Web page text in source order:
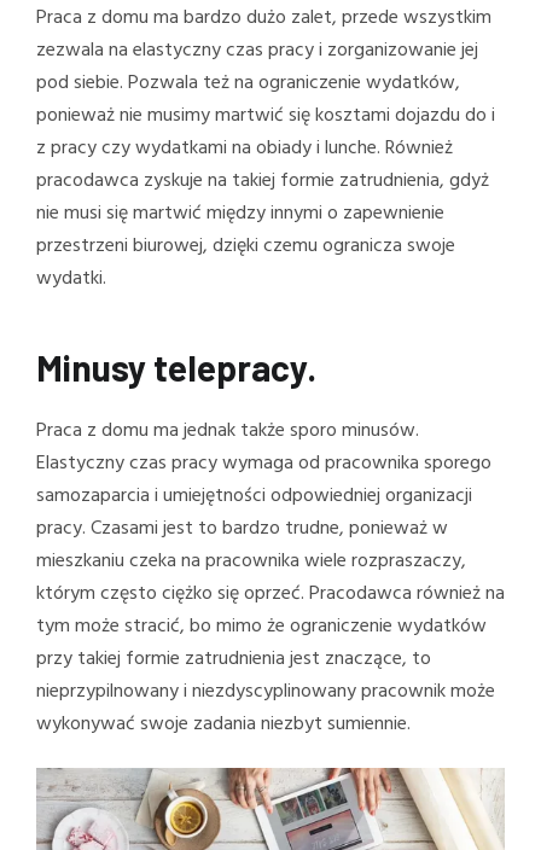
Praca z domu ma bardzo dużo zalet, przede wszystkim
zezwala na elastyczny czas pracy i zorganizowanie jej
pod siebie. Pozwala też na ograniczenie wydatków,
ponieważ nie musimy martwić się kosztami dojazdu do i
z pracy czy wydatkami na obiady i lunche. Również
pracodawca zyskuje na takiej formie zatrudnienia, gdyż
nie musi się martwić między innymi o zapewnienie
przestrzeni biurowej, dzięki czemu ogranicza swoje
wydatki.
Minusy telepracy.
Praca z domu ma jednak także sporo minusów.
Elastyczny czas pracy wymaga od pracownika sporego
samozaparcia i umiejętności odpowiedniej organizacji
pracy. Czasami jest to bardzo trudne, ponieważ w
mieszkaniu czeka na pracownika wiele rozpraszaczy,
którym często ciężko się oprzeć. Pracodawca również na
tym może stracić, bo mimo że ograniczenie wydatków
przy takiej formie zatrudnienia jest znaczące, to
nieprzypilnowany i niezdyscyplinowany pracownik może
wykonywać swoje zadania niezbyt sumiennie.